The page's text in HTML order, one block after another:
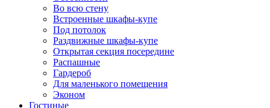
Во всю стену
Встроенные шкафы-купе
Под потолок
Раздвижные шкафы-купе
Открытая секция посередине
Распашные
Гардероб
Для маленького помещения
Эконом
Гостиные